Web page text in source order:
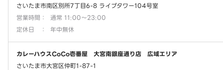
さいたま市南区別所7丁目6-8 ライブタワー104号室
営業時間 ：
通常 11:00～23:00
定休日
： 年中無休
カレーハウスCoCo壱番屋 大宮南銀座通り店 広域エリア
さいたま市大宮区仲町1-87-1